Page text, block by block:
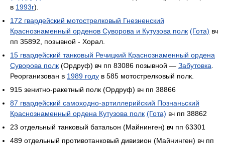
в 1993г).
172 гвардейский мотострелковый Гнезненский
Краснознаменный орденов Суворова и Кутузова полк (Гота) вч
пп 35892, позывной - Хорал.
15 гвардейский танковый Речицкий Краснознаменный ордена
Суворова полк (Ордруф) вч пп 83086 позывной — Забутовка
Реорганизован в 1989 году в 585 мотострелковый полк.
915 зенитно-ракетный полк (Ордруф) вч пп 38866
87 гвардейский самоходно-артиллерийский Познаньский
Краснознаменный ордена Кутузова полк (Гота) вч пп 38862
23 отдельный танковый батальон (Майнинген) вч пп 63301
489 отдельный противотанковый дивизион (Майнинген) вч пп